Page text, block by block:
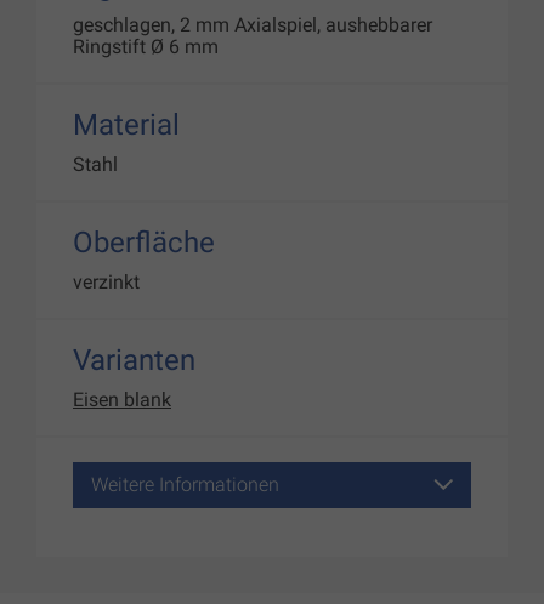
geschlagen, 2 mm Axialspiel, aushebbarer
Ringstift Ø 6 mm
Material
Stahl
Oberfläche
verzinkt
Varianten
Eisen blank
Weitere Informationen